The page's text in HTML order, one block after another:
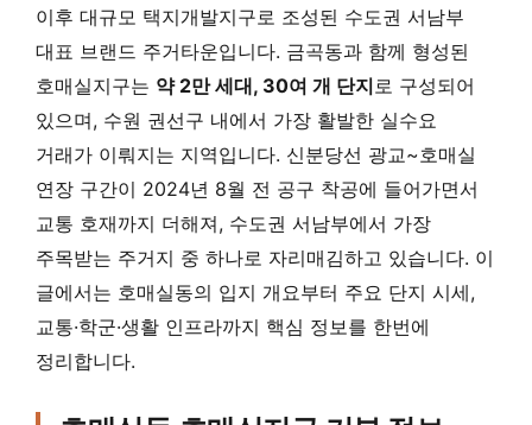
이후 대규모 택지개발지구로 조성된 수도권 서남부
대표 브랜드 주거타운입니다. 금곡동과 함께 형성된
호매실지구는 약 2만 세대, 30여 개 단지 로 구성되어
있으며, 수원 권선구 내에서 가장 활발한 실수요
거래가 이뤄지는 지역입니다. 신분당선 광교~호매실
연장 구간이 2024년 8월 전 공구 착공에 들어가면서
교통 호재까지 더해져, 수도권 서남부에서 가장
주목받는 주거지 중 하나로 자리매김하고 있습니다. 이
글에서는 호매실동의 입지 개요부터 주요 단지 시세,
교통·학군·생활 인프라까지 핵심 정보를 한번에
정리합니다.